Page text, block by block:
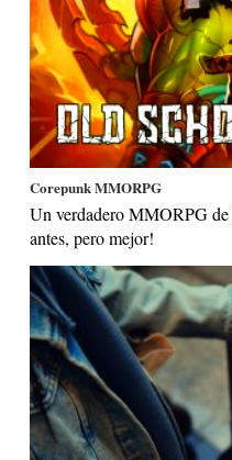
Corepunk MMORPG
Un verdadero MMORPG de
antes, pero mejor!